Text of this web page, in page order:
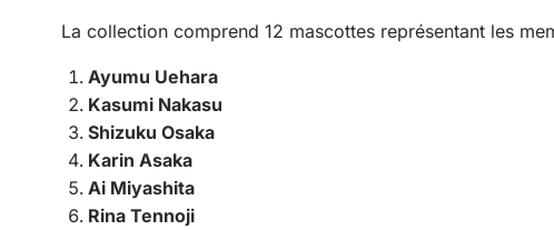
La collection comprend 12 mascottes représentant les
Ayumu Uehara
Kasumi Nakasu
Shizuku Osaka
Karin Asaka
Ai Miyashita
Rina Tennoji